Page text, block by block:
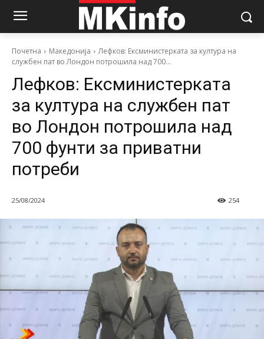
Почетна Македонија
Лефков: Ексминистерката за култура на
службен пат во Лондон потрошила над 700...
Лефков: Ексминистерката
за култура на службен пат
во Лондон потрошила над
700 фунти за приватни
потреби
25/08/2024 254